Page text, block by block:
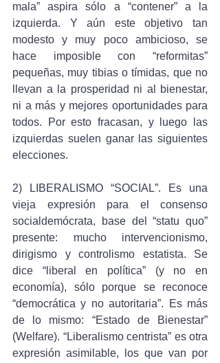
mala” aspira sólo a “contener” a la
izquierda. Y aún este objetivo tan
modesto y muy poco ambicioso, se
hace imposible con “reformitas”
pequeñas, muy tibias o tímidas, que no
llevan a la prosperidad ni al bienestar,
ni a más y mejores oportunidades para
todos. Por esto fracasan, y luego las
izquierdas suelen ganar las siguientes
elecciones.
2) LIBERALISMO “SOCIAL”. Es una
vieja expresión para el consenso
socialdemócrata, base del “statu quo”
presente: mucho intervencionismo,
dirigismo y controlismo estatista. Se
dice “liberal en política” (y no en
economía), sólo porque se reconoce
“democrática y no autoritaria”. Es más
de lo mismo: “Estado de Bienestar”
(Welfare). “Liberalismo centrista” es otra
expresión asimilable, los que van por